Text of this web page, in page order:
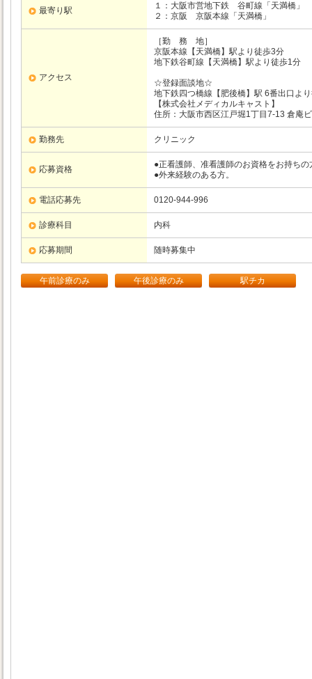
最寄り駅 １：大阪市営地下鉄 谷町線 「天満橋」
２：京阪
京阪本線 「天満橋」
アクセス
［勤 務 地］
京阪本線【天満橋】駅より徒歩3分
地下鉄谷町線【天満橋】駅より徒歩1分
☆登録面談地☆
地下鉄四つ橋線【肥後橋】駅 6番出口よ
【株式会社メディカルキャスト】
住所：大阪市西区江戸堀1丁目7-13 倉庵
勤務先 クリニック
応募資格
●正看護師、准看護師のお資格をお持ちの
●外来経験のある方。
電話応募先 0120-944-996
診療科目 内科
応募期間 随時募集中
午前診療のみ 午後診療のみ 駅チカ